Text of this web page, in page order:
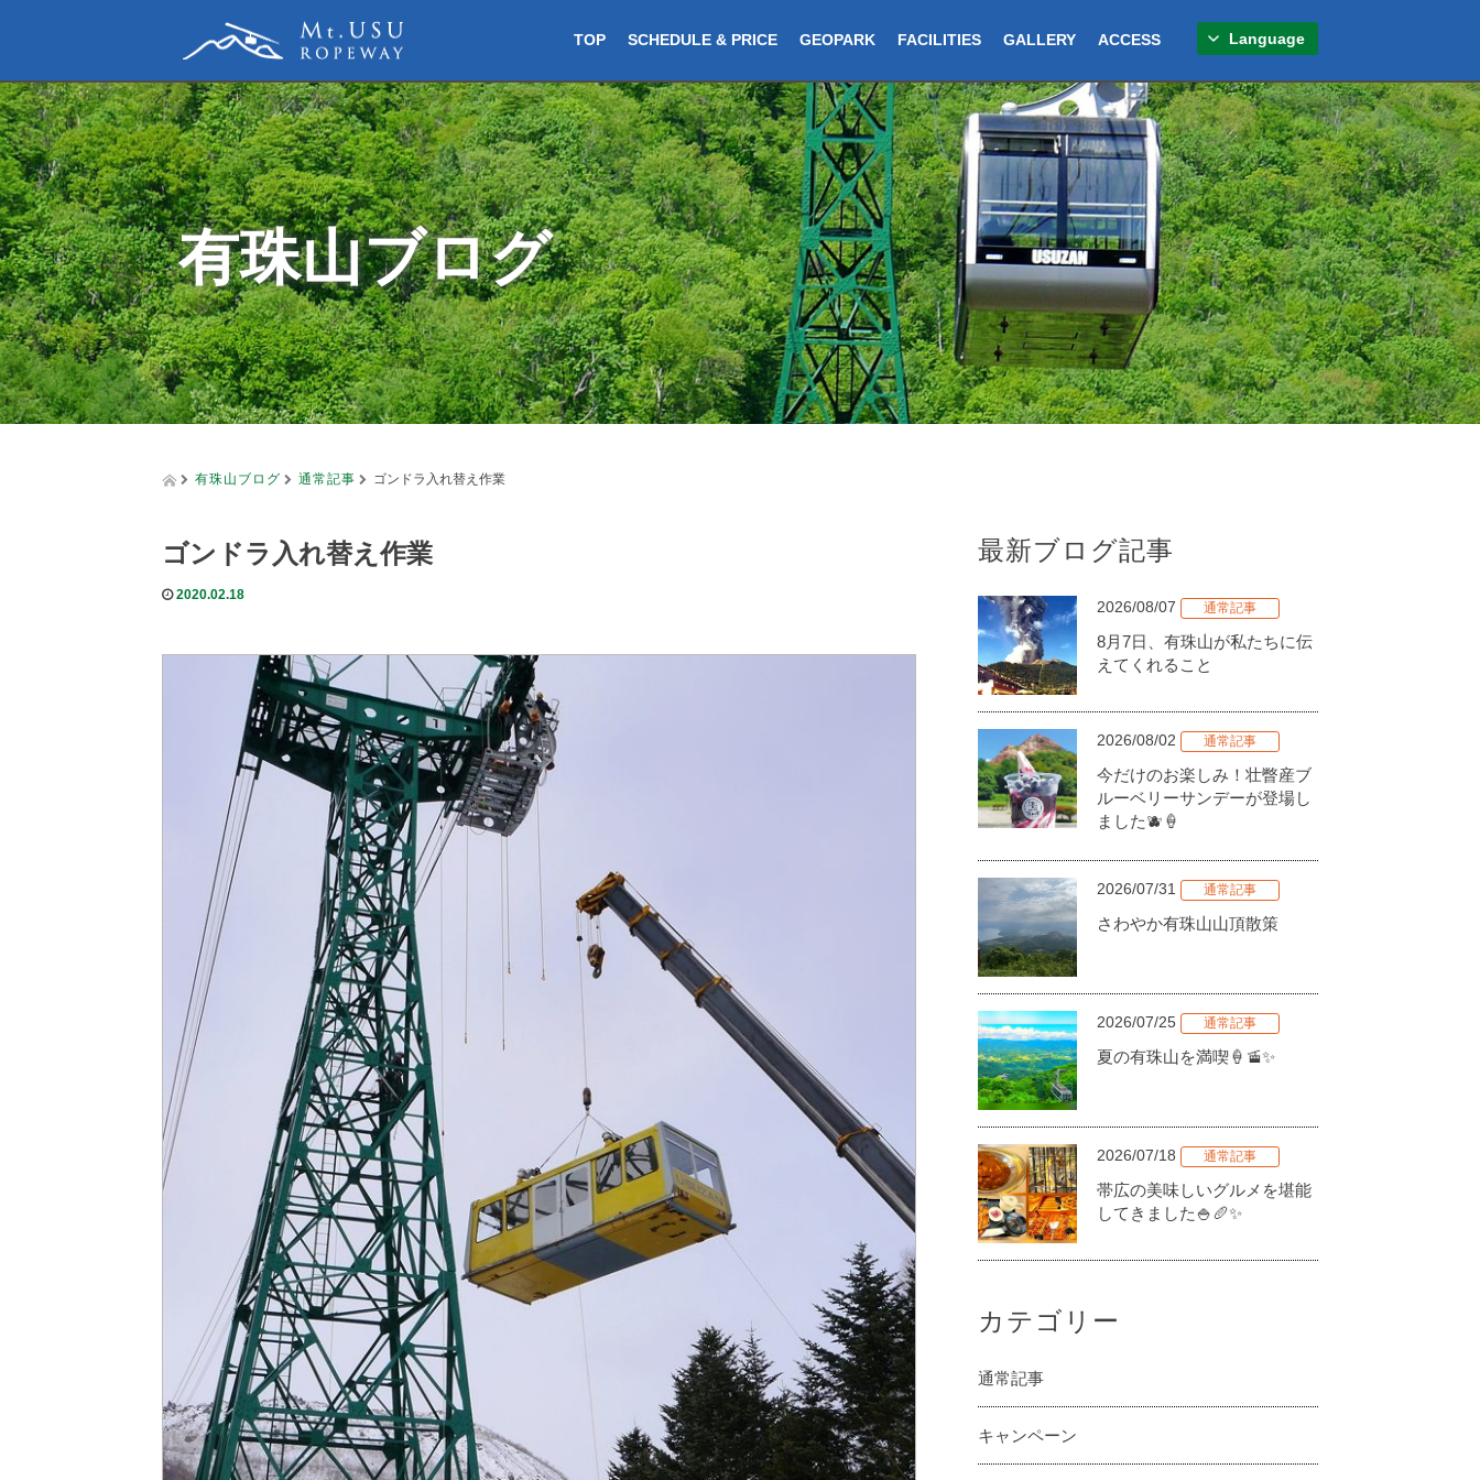
TOP SCHEDULE & PRICE GEOPARK FACILITIES GALLERY ACCESS Language
有珠山ブログ
有珠山ブログ 通常記事 ゴンドラ入れ替え作業
ゴンドラ入れ替え作業
2020.02.18
最新ブログ記事
2026/08/07 通常記事
8月7日、有珠山が私たちに伝
えてくれること
2026/08/02 通常記事
今だけのお楽しみ！壮瞥産ブ
ルーベリーサンデーが登場し
ました🫐🍦
2026/07/31 通常記事
さわやか有珠山山頂散策
2026/07/25 通常記事
夏の有珠山を満喫🍦🚡✨
2026/07/18 通常記事
帯広の美味しいグルメを堪能
してきました🍚🥖✨
カテゴリー
通常記事
キャンペーン